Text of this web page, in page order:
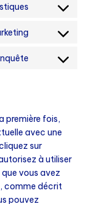
service
Consent
service
Consent
service
Consent
première fois,
avec une
sur
à utiliser
vous avez
comme décrit
pouvez